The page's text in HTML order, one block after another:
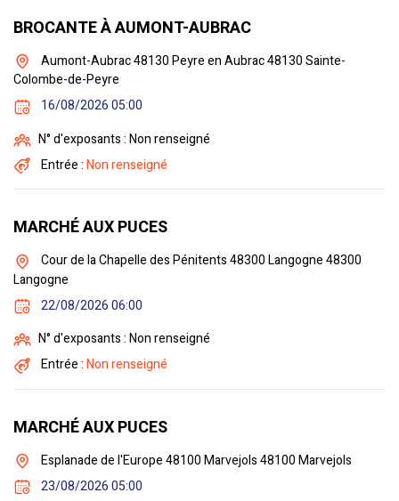
BROCANTE À AUMONT-AUBRAC
Aumont-Aubrac 48130 Peyre en Aubrac 48130 Sainte-
Colombe-de-Peyre
16/08/2026 05:00
N° d'exposants : Non renseigné
Entrée :Non renseigné
MARCHÉ AUX PUCES
Cour de la Chapelle des Pénitents 48300 Langogne 48300
Langogne
22/08/2026 06:00
N° d'exposants : Non renseigné
Entrée :Non renseigné
MARCHÉ AUX PUCES
Esplanade de l'Europe 48100 Marvejols 48100 Marvejols
23/08/2026 05:00